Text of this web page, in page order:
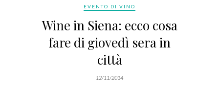
EVENTO DI VINO
Wine in Siena: ecco cosa
fare di giovedì sera in
città
12/11/2014